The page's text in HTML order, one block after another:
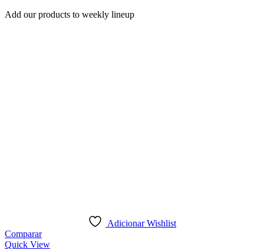
Add our products to weekly lineup
Adicionar Wishlist
Comparar
Quick View